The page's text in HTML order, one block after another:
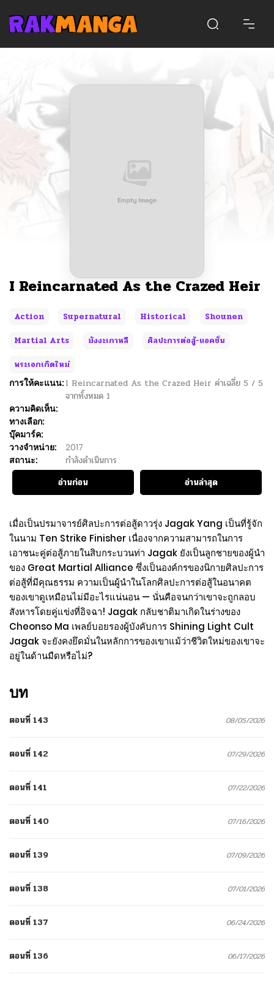
I Reincarnated As the Crazed Heir
Action Supernatural Historical
Shounen
Martial Arts
มังงะเกาหลี
ศิลปะการต่อสู้-แอคชั่น
พระเอกเกิดใหม่
การให้คะแนน: I Reincarnated As the Crazed Heir ค่าเฉลี่ย 5 / 5
จากทั้งหมด 1
ความคิดเห็น:
ทางเลือก:
บุ๊คมาร์ค:
วางจำหน่าย:
2017
สถานะ:
กำลังดำเนินการ
อ่านก่อน
อ่านล่าสุด
เมื่อเป็นปรมาจารย์ศิลปะการต่อสู้ดาวรุ่ง Jagak Yang เป็นที่รู้จัก
ในนาม Ten Strike Finisher เนื่องจากความสามารถในการ
เอาชนะคู่ต่อสู้ภายในสิบกระบวนท่า Jagak ยังเป็นลูกชายของผู้นำ
ของ Great Martial Alliance ซึ่งเป็นองค์กรของนิกายศิลปะการ
ต่อสู้ที่มีคุณธรรม ความเป็นผู้นำในโลกศิลปะการต่อสู้ในอนาคต
ของเขาดูเหมือนไม่มีอะไรแน่นอน — นั่นคือจนกว่าเขาจะถูกลอบ
สังหารโดยคู่แข่งที่อิจฉา! Jagak กลับชาติมาเกิดในร่างของ
Cheonso Ma เพลย์บอยรองผู้บังคับการ Shining Light Cult
Jagak จะยังคงยึดมั่นในหลักการของเขาแม้ว่าชีวิตใหม่ของเขาจะ
อยู่ในด้านมืดหรือไม่?
บท
ตอนที่ 143 08/05/2026
ตอนที่ 142 07/29/2026
ตอนที่ 141 07/22/2026
ตอนที่ 140 07/16/2026
ตอนที่ 139 07/09/2026
ตอนที่ 138 07/01/2026
ตอนที่ 137 06/24/2026
ตอนที่ 136 06/17/2026